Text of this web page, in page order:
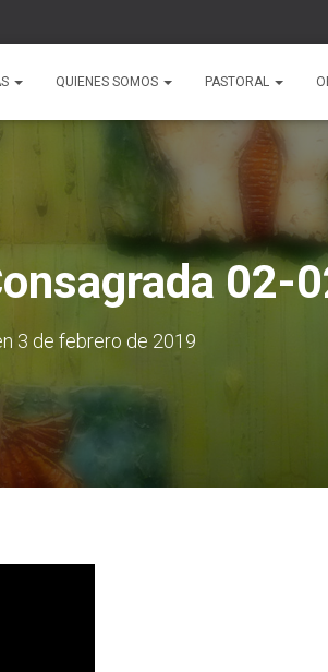
QUIENES SOMOS PASTORAL
02-
3 de febrero de 2019